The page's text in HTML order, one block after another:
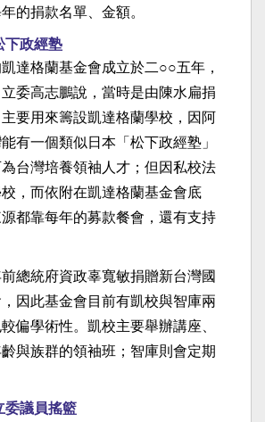
的捐款名單、金額。
下政經塾
達格蘭基金會成立於二○○五年，
委高志鵬說，當時是由陳水扁捐
要用來籌設凱達格蘭學校，因阿
有一個類似日本「松下政經塾」
台灣培養領袖人才；但因私校法
，而依附在凱達格蘭基金會底
都靠每年的募款餐會，還有支持
總統府資政辜寬敏捐贈新台灣國
因此基金會目前有凱校與智庫兩
偏學術性。凱校主要舉辦講座、
與族群的領袖班；智庫則會定期
委議員搖籃